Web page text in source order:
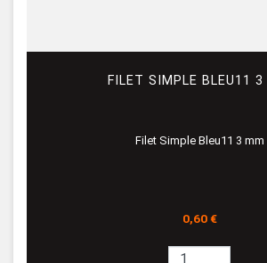
FILET SIMPLE BLEU11 3
Filet Simple Bleu11 3 mm
Prix
0,60 €